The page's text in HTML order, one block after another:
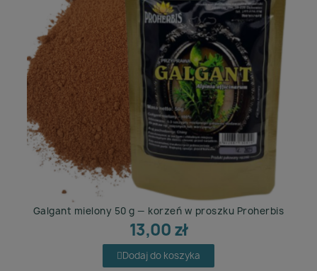
Galgant mielony 50 g — korzeń w proszku Proherbis
13,00 zł
Dodaj do koszyka